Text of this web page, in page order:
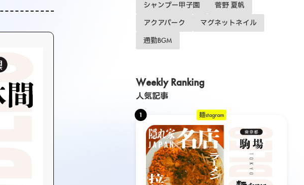
シャンプー甲子園 菅野 夏帆
アクアパーク マグネットネイル
通勤BGM
Weekly Ranking
人気記事
1 麺stagram